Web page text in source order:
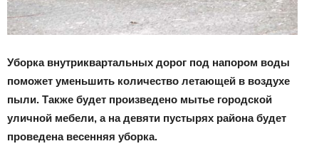
Уборка внутриквартальных дорог под напором воды
поможет уменьшить количество летающей в воздухе
пыли. Также будет произведено мытье городской
уличной мебели, а на девяти пустырях района будет
проведена весенняя уборка.